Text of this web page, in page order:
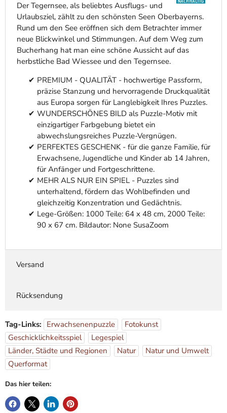
Der Tegernsee, als beliebtes Ausflugs- und
Urlaubsziel, zählt zu den schönsten Seen Oberbayerns.
Rund um den See eröffnen sich dem Betrachter immer
neue Blickwinkel und Stimmungen. Auf dem Weg zum
Bucherhang hat man eine schöne Aussicht auf das
herbstliche Bad Wiessee und den Tegernsee.
PREMIUM - QUALITÄT - hochwertige Passform,
präzise Stanzung und hervorragende Druckqualität
aus Europa sorgen für Langlebigkeit Ihres Puzzles.
WUNDERSCHÖNES BILD als Puzzle-Motiv mit
einzigartiger Farbgebung bietet ein
abwechslungsreiches Puzzle-Vergnügen.
PERFEKTES GESCHENK - für die ganze Familie, für
Erwachsene, Jugendliche und Kinder ab 14 Jahren,
für Anfänger und Fortgeschrittene.
MEHR ALS NUR EIN SPIEL - Puzzles sind
unterhaltend, fördern das Wohlbefinden und
gleichzeitig Konzentration und Gedächtnis.
Lege-Größen: 1000 Teile: 64 x 48 cm, 2000 Teile:
90 x 67 cm. Bildautor: None SusaZoom
Versand
Rücksendung
Tag-Links: Erwachsenenpuzzle
Fotokunst
Geschicklichkeitsspiel
Legespiel
Länder, Städte und Regionen
Natur
Natur und Umwelt
Querformat
Das hier teilen: